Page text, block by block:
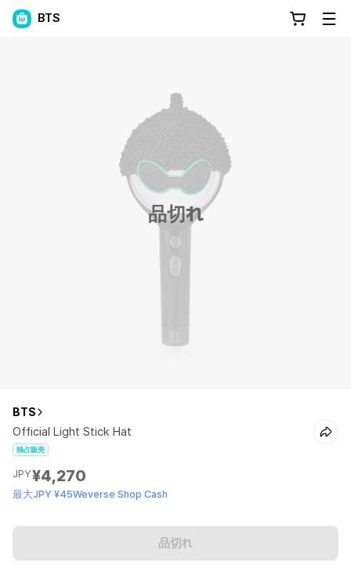
BTS
品切れ
BTS
Official Light Stick Hat
独占販売
JPY¥4,270
最大JPY ¥45Weverse Shop Cash
品切れ